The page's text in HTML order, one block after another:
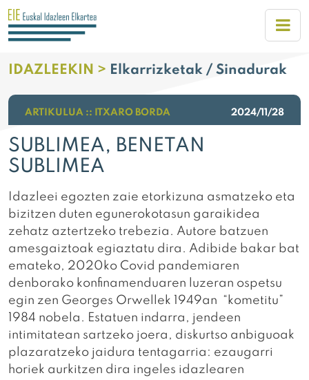
IDAZLEEKIN > Elkarrizketak / Sinadurak
ARTIKULUA :: ITXARO BORDA 2024/11/28
SUBLIMEA, BENETAN
SUBLIMEA
Idazleei egozten zaie etorkizuna asmatzeko eta
bizitzen duten egunerokotasun garaikidea
zehatz aztertzeko trebezia. Autore batzuen
amesgaiztoak egiaztatu dira. Adibide bakar bat
emateko, 2020ko Covid pandemiaren
denborako konfinamenduaren luzeran ospetsu
egin zen Georges Orwellek 1949an “kometitu”
1984 nobela. Estatuen indarra, jendeen
intimitatean sartzeko joera, diskurtso anbiguoak
plazaratzeko jaidura tentagarria: ezaugarri
horiek aurkitzen dira ingeles idazlearen